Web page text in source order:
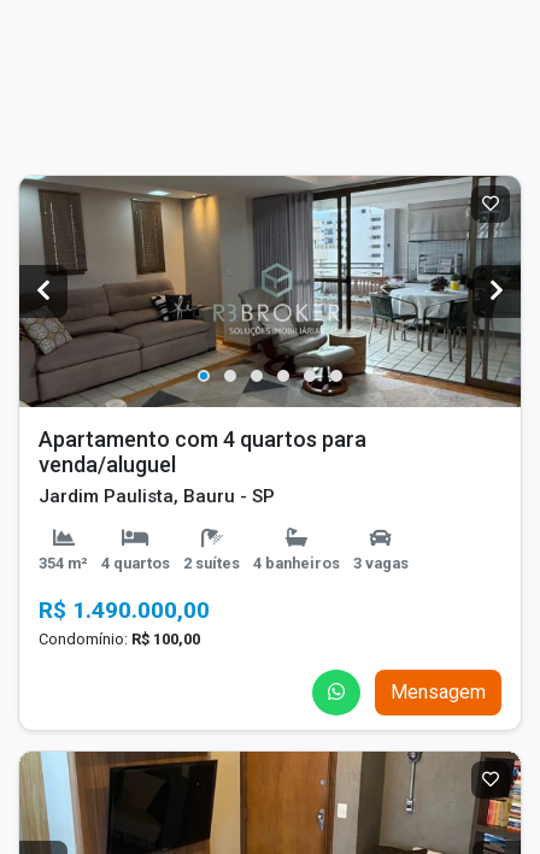
Apartamento com 4 quartos para
venda/aluguel
Jardim Paulista, Bauru - SP
354 m² 4 quartos 2 suítes 4 banheiros 3 vagas
R$ 1.490.000,00
Condomínio: R$ 100,00
Mensagem